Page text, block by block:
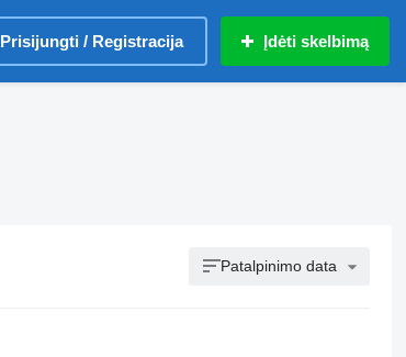
Prisijungti / Registracija Įdėti skelbimą
Patalpinimo data